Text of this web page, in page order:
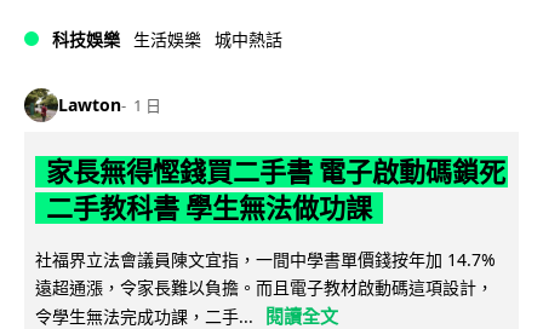
科技娛樂 生活娛樂 城中熱話
Lawton 1 日
家長無得慳錢買二手書 電子啟動碼鎖死
二手教科書 學生無法做功課
社福界立法會議員陳文宜指，一間中學書單價錢按年加 14.7%
遠超通漲，令家長難以負擔。而且電子教材啟動碼這項設計，
令學生無法完成功課，二手...
閱讀全文